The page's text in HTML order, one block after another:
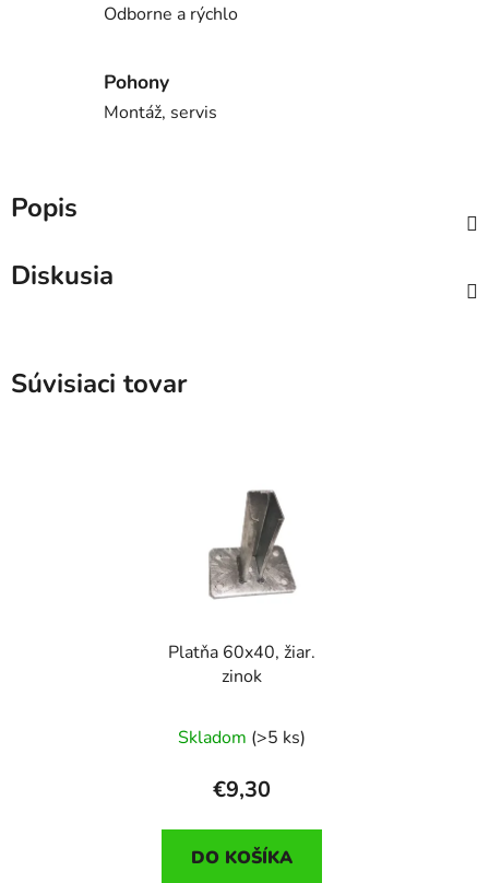
Odborne a rýchlo
Pohony
Montáž, servis
Popis
Diskusia
Súvisiaci tovar
Platňa 60x40, žiar.
zinok
Skladom (>5 ks)
€9,30
DO KOŠÍKA